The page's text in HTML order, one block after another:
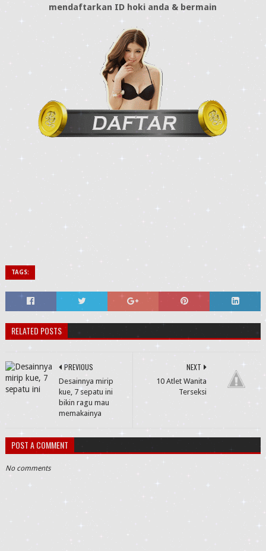
mendaftarkan ID hoki anda & bermain
TAGS:
RELATED POSTS
NEXT
10 Atlet Wanita
Terseksi
PREVIOUS
Desainnya mirip
kue, 7 sepatu ini
bikin ragu mau
memakainya
POST A COMMENT
No comments